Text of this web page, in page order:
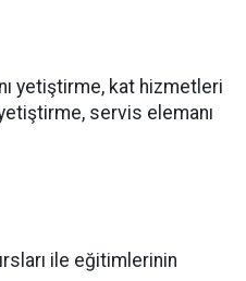
yetiştirme, kat hizmetleri
servis elemanı
ile eğitimlerinin